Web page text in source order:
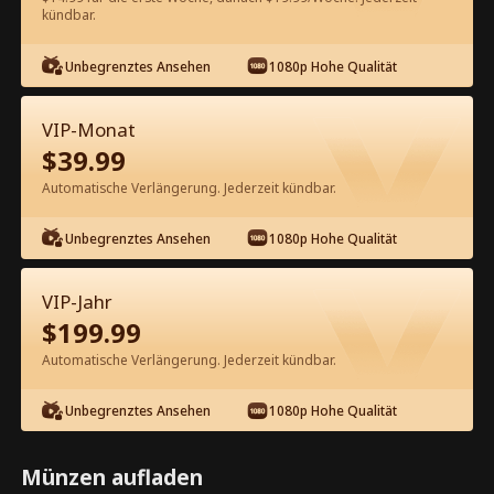
Kostenlos in der App ansehen
Episode 50 - Auf Wiedersehen Ex, ich
kehre zurück zur Erbin Kompletter
Film
1-50 51-100
46 47 48 49
kündbar.
Unbegrenztes Ansehen 1080p Hohe Qualität
VIP-Monat
$39.99
Automatische Verlängerung. Jederzeit kündbar.
Unbegrenztes Ansehen 1080p Hohe Qualität
VIP-Jahr
$199.99
Automatische Verlängerung. Jederzeit kündbar.
Unbegrenztes Ansehen 1080p Hohe Qualität
Münzen aufladen